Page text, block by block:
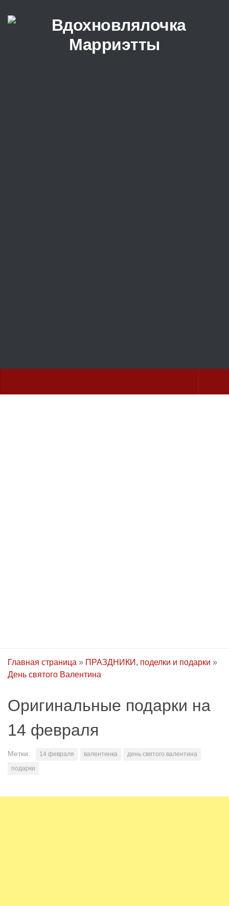
Перейти к содержимому
Главная страница » ПРАЗДНИКИ, поделки и подарки »
День святого Валентина
Оригинальные подарки на
14 февраля
Метки: 14 февраля валентинка
день святого валентина
подарки